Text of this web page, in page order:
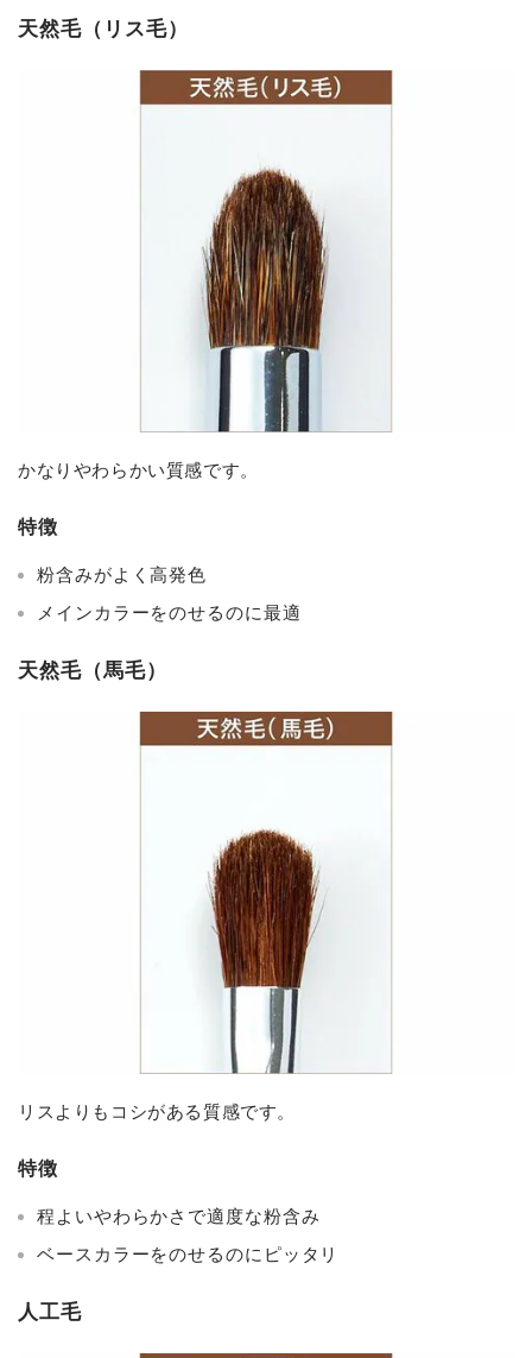
天然毛（リス毛）
かなりやわらかい質感です。
特徴
粉含みがよく高発色
メインカラーをのせるのに最適
天然毛（馬毛）
リスよりもコシがある質感です。
特徴
程よいやわらかさで適度な粉含み
ベースカラーをのせるのにピッタリ
人工毛